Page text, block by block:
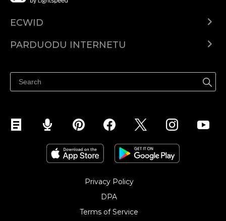
ECWID
Kainodara
PARDUODU INTERNETU
Parduodu Facebook
Parduodu Instagram
Privacy Policy
DPA
Terms of Service